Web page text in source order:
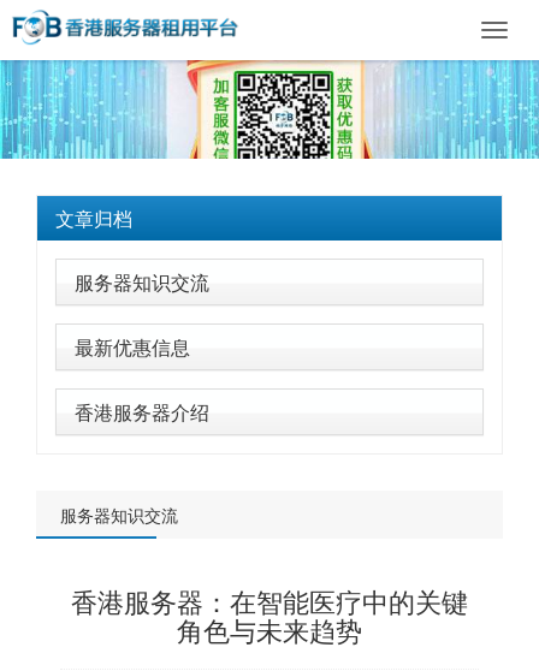
文章归档
服务器知识交流
最新优惠信息
香港服务器介绍
服务器知识交流
香港服务器：在智能医疗中的关键
角色与未来趋势